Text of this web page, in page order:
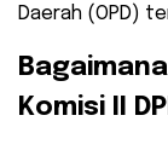
Daerah (OPD)
Komisi II